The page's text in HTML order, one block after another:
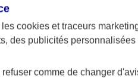
les cookies et traceurs
des publicités
comme de changer